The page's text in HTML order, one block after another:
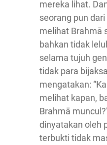
mereka lihat.
seorang pun
melihat Brahmā
bahkan tidak
selama tujuh
tidak para
mengatakan:
melihat kapan,
Brahmā
dinyatakan oleh
terbukti tidak